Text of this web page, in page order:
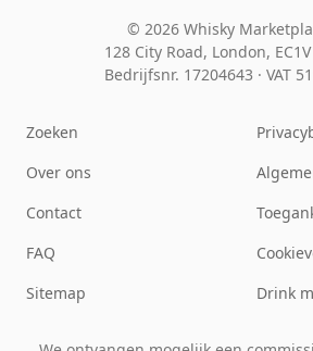
© 2026 Whisky
128 City Road, London, EC1V
Bedrijfsnr. 17204643 · VAT
Zoeken
Over ons
Contact
FAQ
Sitemap
Drink